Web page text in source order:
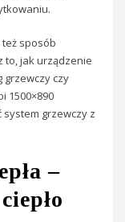
też sposób
to, jak urządzenie
grzewczy czy
1500×890
grzewczy z
–